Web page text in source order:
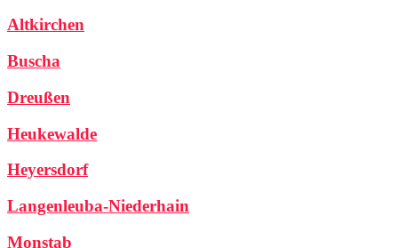
Altkirchen
Buscha
Dreußen
Heukewalde
Heyersdorf
Langenleuba-Niederhain
Monstab